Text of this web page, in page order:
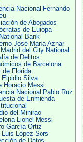
Nacional Fernando
de Abogados
de Europa
Bank
José María Aznar
del City National
de Delitos
de Barcelona
de Florida
Elpidio Silva
Horacio Messi
Nacional Pablo Ruz
de Enmienda
del Minirao
Lionel Messi
García Ortiz
Luis López Sors
de Datos